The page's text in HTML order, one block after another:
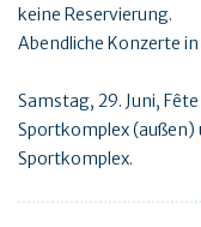
keine Reservierung.
Abendliche Konzerte
Samstag, 29. Juni,
Sportkomplex (außen)
Sportkomplex.